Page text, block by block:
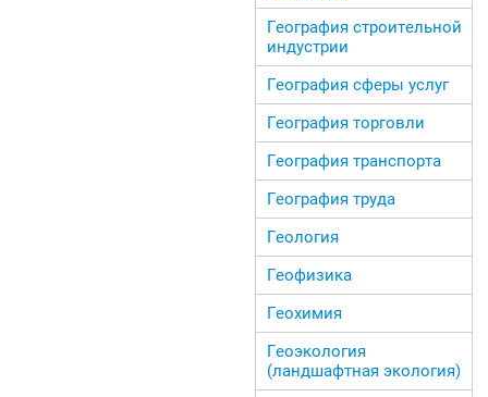
География строительной
индустрии
География сферы услуг
География торговли
География транспорта
География труда
Геология
Геофизика
Геохимия
Геоэкология
(ландшафтная экология)